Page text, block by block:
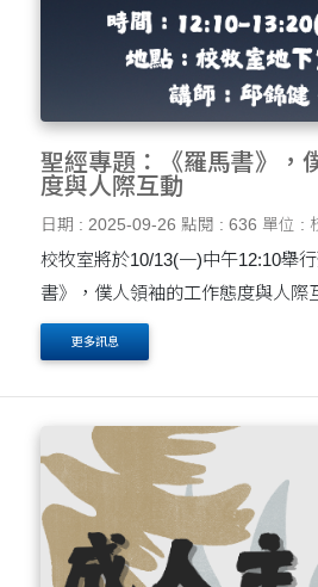
聖經專題：《羅馬書》，
度與人際互動
日期 : 2025-09-26 點閱 : 636 單位 :
校牧室將於10/13(一)中午12:10舉
書》，僕人領袖的工作態度與人際
師及同仁參與，報名方式詳見內文
更多訊息